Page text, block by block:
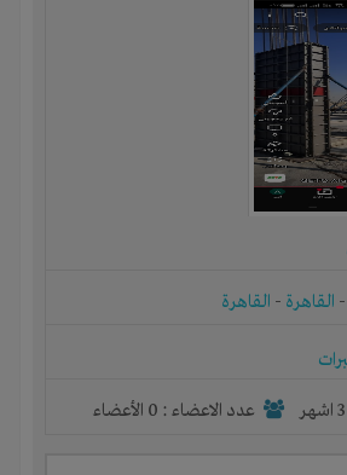
القاهرة - القاهرة
عدد الاعضاء : 0 الأعضاء